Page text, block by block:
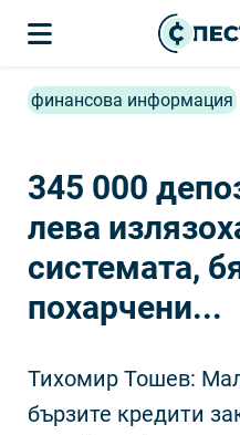
финансова информация
345 000
лева
системата,
похарчени...
Тихомир Тошев:
бързите кредити